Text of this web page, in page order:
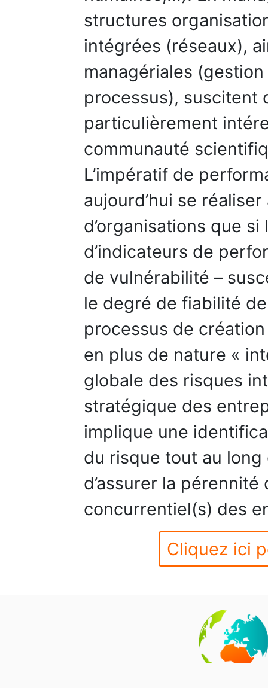
structures
intégrées (réseaux),
managériales
processus), suscitent
particulièrement
communauté
L’impératif de
aujourd’hui se
d’organisations que
d’indicateurs de
de vulnérabilité –
le degré de fiabilité
processus de
en plus de nature «
globale des risques
stratégique des
implique une
du risque tout au
d’assurer la pérennité
concurrentiel(s) des
Cliquez ici